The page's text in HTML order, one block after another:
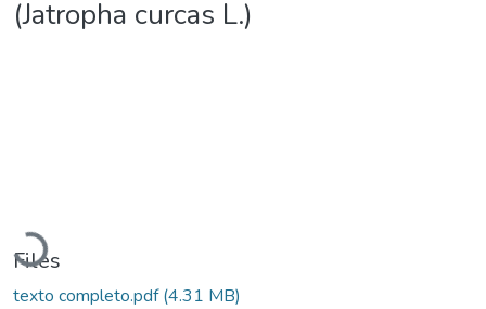
(Jatropha curcas L.)
Loading...
Files
texto completo.pdf(4.31 MB)